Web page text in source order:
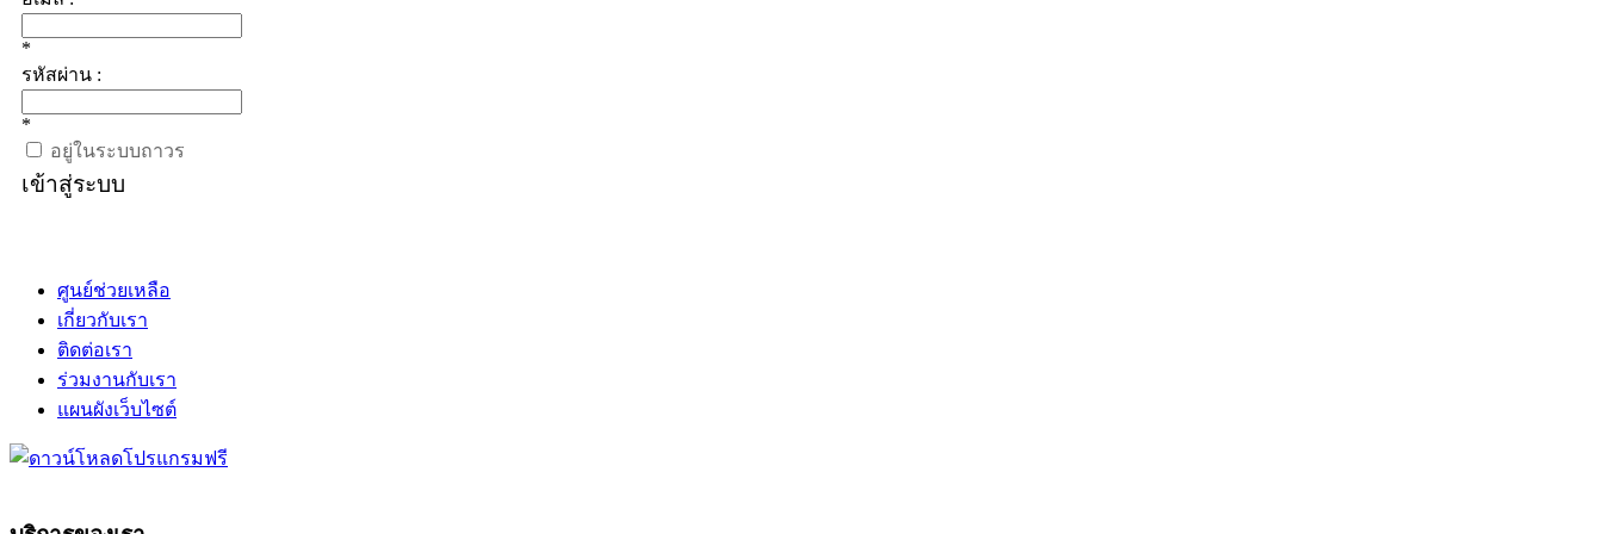
*
รหัสผ่าน :
*
อยู่ในระบบถาวร
เข้าสู่ระบบ
ศูนย์ช่วยเหลือ
เกี่ยวกับเรา
ติดต่อเรา
ร่วมงานกับเรา
แผนผังเว็บไซต์